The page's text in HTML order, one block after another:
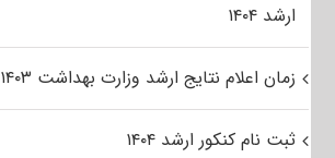
ارشد ۱۴۰۴
زمان اعلام نتایج ارشد وزارت بهداشت ۱۴۰۳
ثبت نام کنکور ارشد ۱۴۰۴